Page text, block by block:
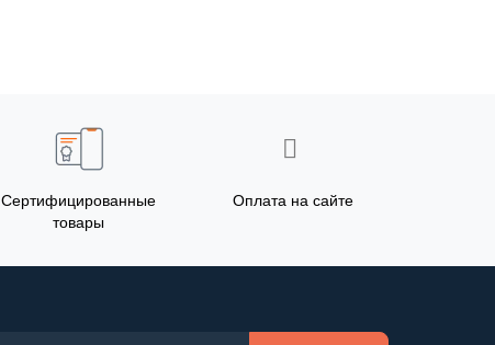
Сертифицированные
товары
Оплата на сайте